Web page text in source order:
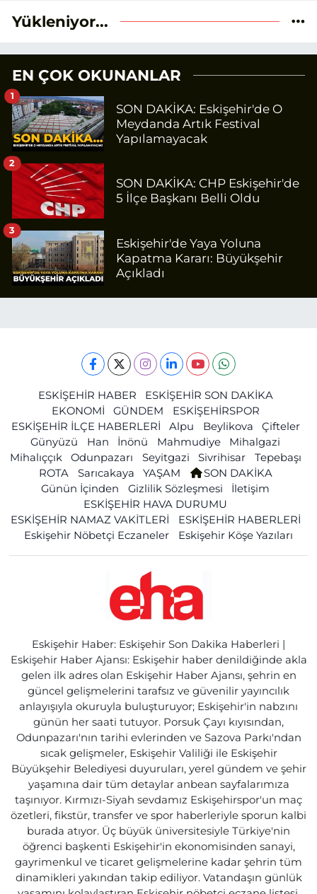
Yükleniyor...
EN ÇOK OKUNANLAR
SON DAKİKA: Eskişehir'de O
Meydanda Artık Festival
Yapılamayacak
1
SON DAKİKA: CHP Eskişehir'de
5 İlçe Başkanı Belli Oldu
2
Eskişehir'de Yaya Yoluna
Kapatma Kararı: Büyükşehir
Açıkladı
3
ESKİŞEHİR HABER
ESKİŞEHİR SON DAKİKA
EKONOMİ
GÜNDEM
ESKİŞEHİRSPOR
ESKİŞEHİR İLÇE HABERLERİ
Alpu Beylikova
Çifteler
Günyüzü
Han İnönü Mahmudiye
Mihalgazi
Mihalıççık
Odunpazarı Seyitgazi Sivrihisar
Tepebaşı
ROTA
Sarıcakaya YAŞAM
SON DAKİKA
Günün İçinden
Gizlilik Sözleşmesi
İletişim
ESKİŞEHİR HAVA DURUMU
ESKİŞEHİR NAMAZ VAKİTLERİ
ESKİŞEHİR HABERLERİ
Eskişehir Nöbetçi Eczaneler
Eskişehir Köşe Yazıları
Eskişehir Haber: Eskişehir Son Dakika Haberleri |
Eskişehir Haber Ajansı: Eskişehir haber denildiğinde akla
gelen ilk adres olan Eskişehir Haber Ajansı, şehrin en
güncel gelişmelerini tarafsız ve güvenilir yayıncılık
anlayışıyla okuruyla buluşturuyor; Eskişehir'in nabzını
günün her saati tutuyor. Porsuk Çayı kıyısından,
Odunpazarı'nın tarihi evlerinden ve Sazova Parkı'ndan
sıcak gelişmeler, Eskişehir Valiliği ile Eskişehir
Büyükşehir Belediyesi duyuruları, yerel gündem ve şehir
yaşamına dair tüm detaylar anbean sayfalarımıza
taşınıyor. Kırmızı-Siyah sevdamız Eskişehirspor'un maç
özetleri, fikstür, transfer ve spor haberleriyle sporun kalbi
burada atıyor. Üç büyük üniversitesiyle Türkiye'nin
öğrenci başkenti Eskişehir'in ekonomisinden sanayi,
gayrimenkul ve ticaret gelişmelerine kadar şehrin tüm
dinamikleri yakından takip ediliyor. Vatandaşın günlük